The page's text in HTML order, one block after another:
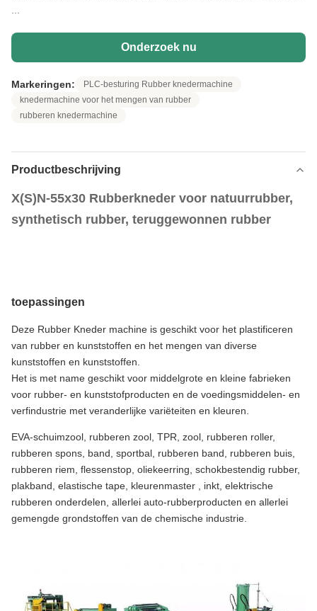
Onderzoek nu
Markeringen:
PLC-besturing Rubber knedermachine
knedermachine voor het mengen van rubber
rubberen knedermachine
Productbeschrijving
X(S)N-55x30 Rubberkneder voor natuurrubber,
synthetisch rubber, teruggewonnen rubber
toepassingen
Deze Rubber Kneder machine is geschikt voor het plastificeren
van rubber en kunststoffen en het mengen van diverse
kunststoffen en kunststoffen.
Het is met name geschikt voor middelgrote en kleine fabrieken
voor rubber- en kunststofproducten en de voedingsmiddelen- en
verfindustrie met veranderlijke variëteiten en kleuren.
EVA-schuimzool, rubberen zool, TPR, zool, rubberen roller,
rubberen spons, band, sportbal, rubberen band, rubberen buis,
rubberen riem, flessenstop, oliekeerring, schokbestendig rubber,
plakband, elastische tape, kleurenmaster , inkt, elektrische
rubberen onderdelen, allerlei auto-rubberproducten en allerlei
gemengde grondstoffen van de chemische industrie.